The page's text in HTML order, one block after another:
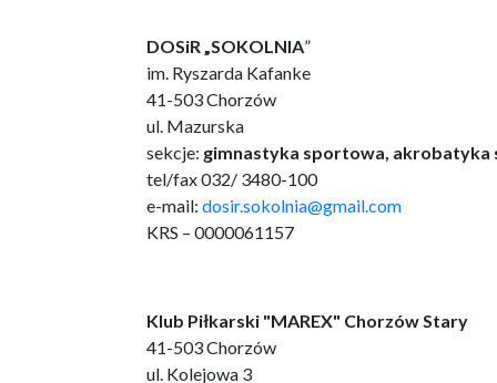
DOSiR „SOKOLNIA”
im. Ryszarda Kafanke
41-503 Chorzów
ul. Mazurska
sekcje: gimnastyka sportowa, akrobatyka
tel/fax 032/ 3480-100
e-mail: dosir.sokolnia@gmail.com
KRS – 0000061157
Klub Piłkarski "MAREX" Chorzów Stary
41-503 Chorzów
ul. Kolejowa 3